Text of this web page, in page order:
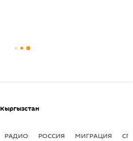
Кыргызстан
РАДИО РОССИЯ МИГРАЦИЯ